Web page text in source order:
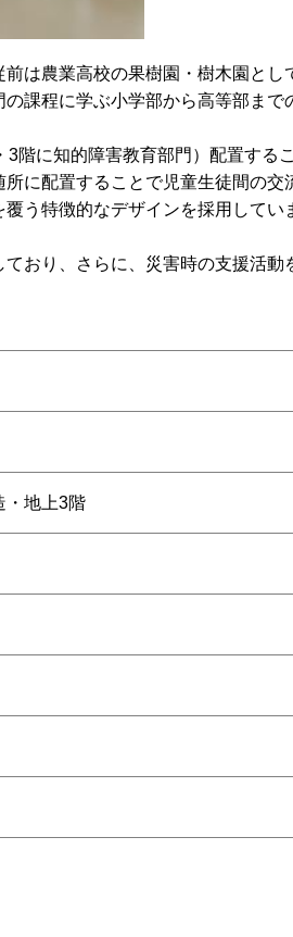
は農業高校の果樹園・樹木園とし
課程に学ぶ小学部から高等部まで
階に知的障害教育部門）配置する
に配置することで児童生徒間の交
う特徴的なデザインを採用してい
おり、さらに、災害時の支援活動
地上3階